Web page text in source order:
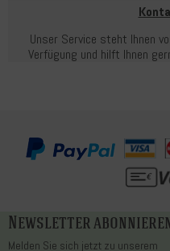
Unser Service steht Ihnen
Verfügung und hilft Ihnen
Newsletter
Melden Sie sich jetzt zu unserem